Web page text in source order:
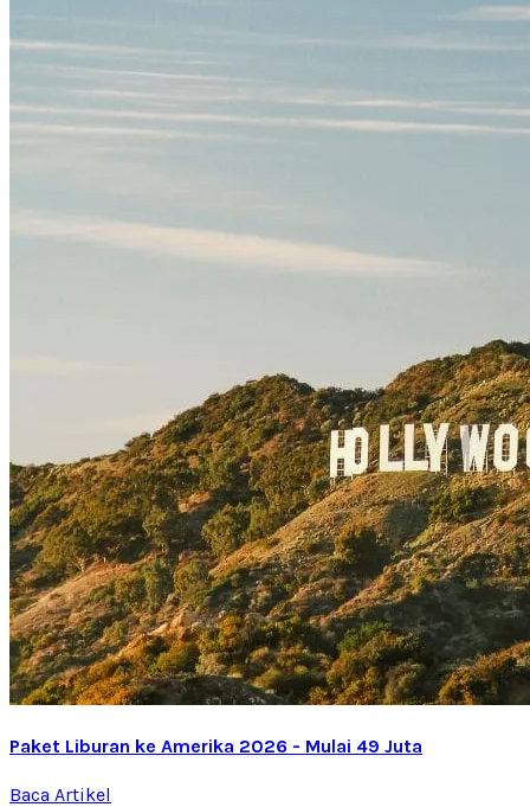
Paket Liburan ke Amerika 2026 - Mulai 49 Juta
Baca Artikel